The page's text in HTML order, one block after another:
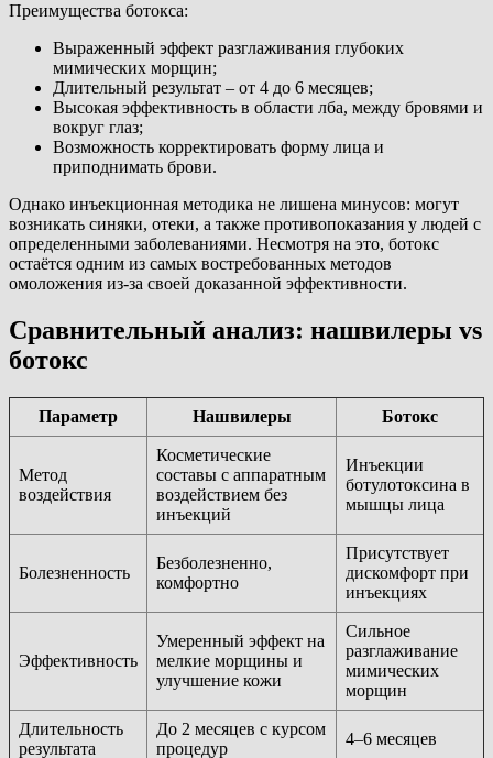
Преимущества ботокса:
Выраженный эффект разглаживания глубоких
мимических морщин;
Длительный результат – от 4 до 6 месяцев;
Высокая эффективность в области лба, между бровями и
вокруг глаз;
Возможность корректировать форму лица и
приподнимать брови.
Однако инъекционная методика не лишена минусов: могут
возникать синяки, отеки, а также противопоказания у людей с
определенными заболеваниями. Несмотря на это, ботокс
остаётся одним из самых востребованных методов
омоложения из-за своей доказанной эффективности.
Сравнительный анализ: нашвилеры vs
ботокс
Параметр Нашвилеры Ботокс
Метод
воздействия
Косметические
составы с аппаратным
воздействием без
инъекций
Инъекции
ботулотоксина в
мышцы лица
Болезненность
Безболезненно,
комфортно
Присутствует
дискомфорт при
инъекциях
Эффективность
Умеренный эффект на
мелкие морщины и
улучшение кожи
Сильное
разглаживание
мимических
морщин
Длительность
результата
До 2 месяцев с курсом
процедур
4–6 месяцев